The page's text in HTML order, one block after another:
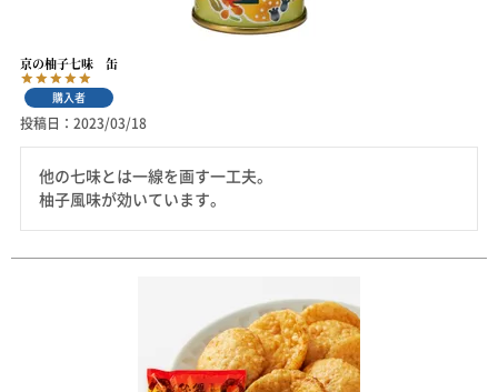
京の柚子七味 缶
購入者
投稿日 2023/03/18
他の七味とは一線を画す一工夫。
柚子風味が効いています。